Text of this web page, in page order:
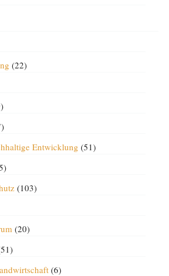
(22)
Entwicklung (51)
(103)
(20)
(6)